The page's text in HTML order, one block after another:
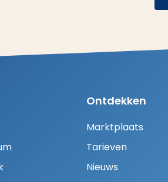
Ontdekken
Marktplaats
Tarieven
Nieuws